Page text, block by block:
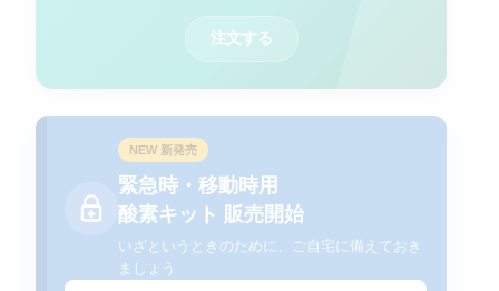
注文する
NEW 新発売
緊急時・移動時用
酸素キット 販売開始
いざというときのために、ご自宅に備えておき
ましょう